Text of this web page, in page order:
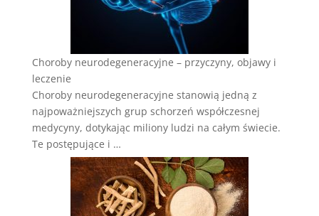
Choroby neurodegeneracyjne – przyczyny, objawy i
leczenie
Choroby neurodegeneracyjne stanowią jedną z
najpoważniejszych grup schorzeń współczesnej
medycyny, dotykając miliony ludzi na całym świecie.
Te postępujące i …